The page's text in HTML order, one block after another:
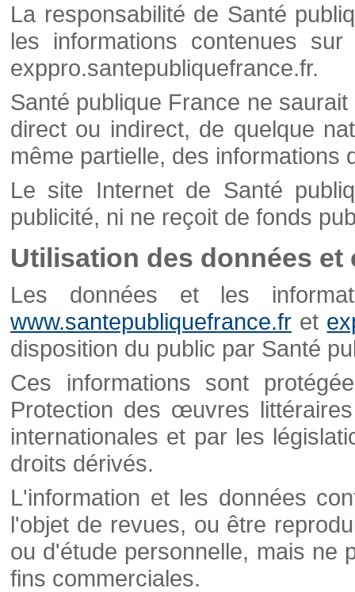
La responsabilité de Santé
les informations contenues
exppro.santepubliquefrance.fr.
Santé publique France ne
direct ou indirect, de quelque
même partielle, des informations
Le site Internet de Santé
publicité, ni ne reçoit de fonds
Utilisation des données et
Les données et les
www.santepubliquefrance.fr et
disposition du public par Santé
Ces informations sont
Protection des œuvres
internationales et par les
droits dérivés.
L'information et les données
l'objet de revues, ou être
ou d'étude personnelle, mais ne
fins commerciales.